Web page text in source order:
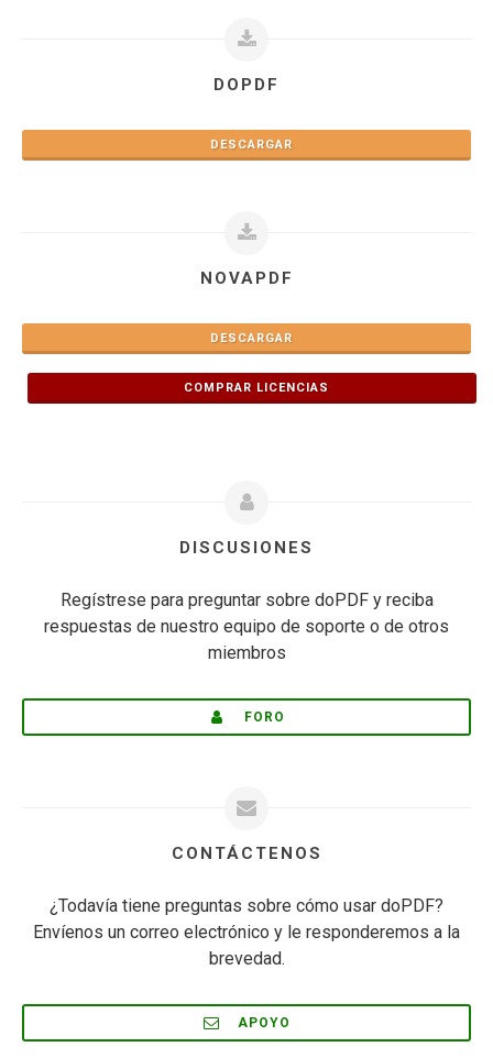
DOPDF
DESCARGAR
NOVAPDF
DESCARGAR
COMPRAR LICENCIAS
DISCUSIONES
Regístrese para preguntar sobre doPDF y reciba
respuestas de nuestro equipo de soporte o de otros
miembros
FORO
CONTÁCTENOS
¿Todavía tiene preguntas sobre cómo usar doPDF?
Envíenos un correo electrónico y le responderemos a la
brevedad.
APOYO